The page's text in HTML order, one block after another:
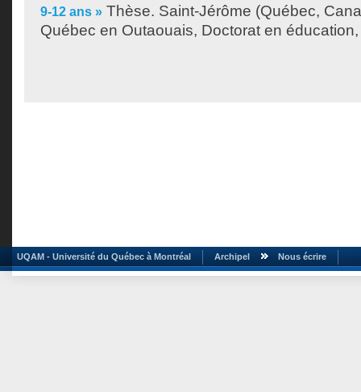
9-12 ans » Thèse. Saint-Jérôme (Québec,
Québec en Outaouais, Doctorat en
UQAM - Université du Québec à Montréal Archipel Nous écrire